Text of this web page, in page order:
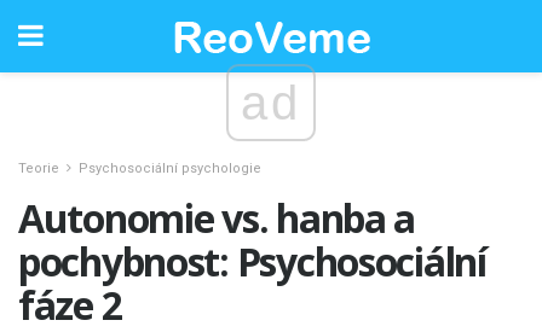
ad
Teorie Psychosociální psychologie
Autonomie vs. hanba a
pochybnost: Psychosociální
fáze 2